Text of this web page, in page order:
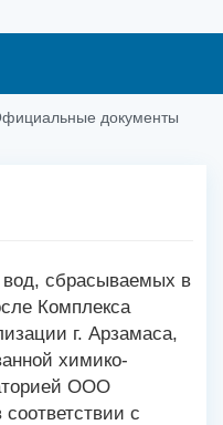
документы
вод, сбрасываемых в
Комплекса
г. Арзамаса,
химико-
ООО
с